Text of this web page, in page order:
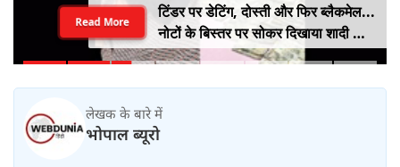
टिंडर पर डेटिंग, दोस्ती और फिर ब्लैकमेल...
नोटों के बिस्तर पर सोकर दिखाया शादी का
सपना, लूट लिए 6 करोड़ रुपए
Read More
लेखक के बारे में
भोपाल ब्यूरो